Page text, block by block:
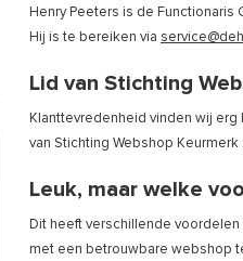
Henry Peeters is de
Hij is te bereiken via
Lid van Stichting
Klanttevredenheid vinden wij
van Stichting Webshop
Leuk, maar welke
Dit heeft verschillende
met een betrouwbare webshop